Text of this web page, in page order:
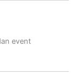
event